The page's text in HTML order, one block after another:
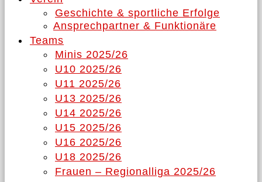
Geschichte & sportliche Erfolge
Ansprechpartner & Funktionäre
Teams
Minis 2025/26
U10 2025/26
U11 2025/26
U13 2025/26
U14 2025/26
U15 2025/26
U16 2025/26
U18 2025/26
Frauen – Regionalliga 2025/26